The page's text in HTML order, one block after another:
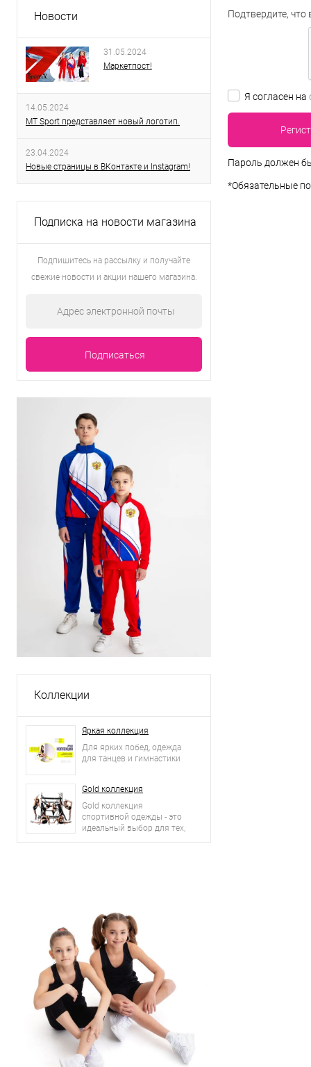
Новости
31.05.2024
Маркетпост!
14.05.2024
MT Sport представляет новый логотип.
23.04.2024
Новые страницы в ВКонтакте и Instagram!
Подписка на новости магазина
Подпишитесь на рассылку и получайте
свежие новости и акции нашего магазина.
Коллекции
Яркая коллекция
Для ярких побед, одежда
для танцев и гимнастики
Gold коллекция
Gold коллекция
спортивной одежды - это
идеальный выбор для тех,
Подтвердите, что
Я согласен на
Пароль должен
*Обязательные